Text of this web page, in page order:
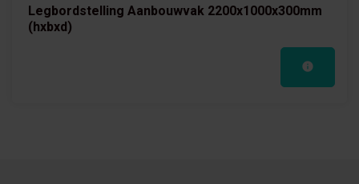
Legbordstelling Aanbouwvak 2200x1000x300mm
(hxbxd)